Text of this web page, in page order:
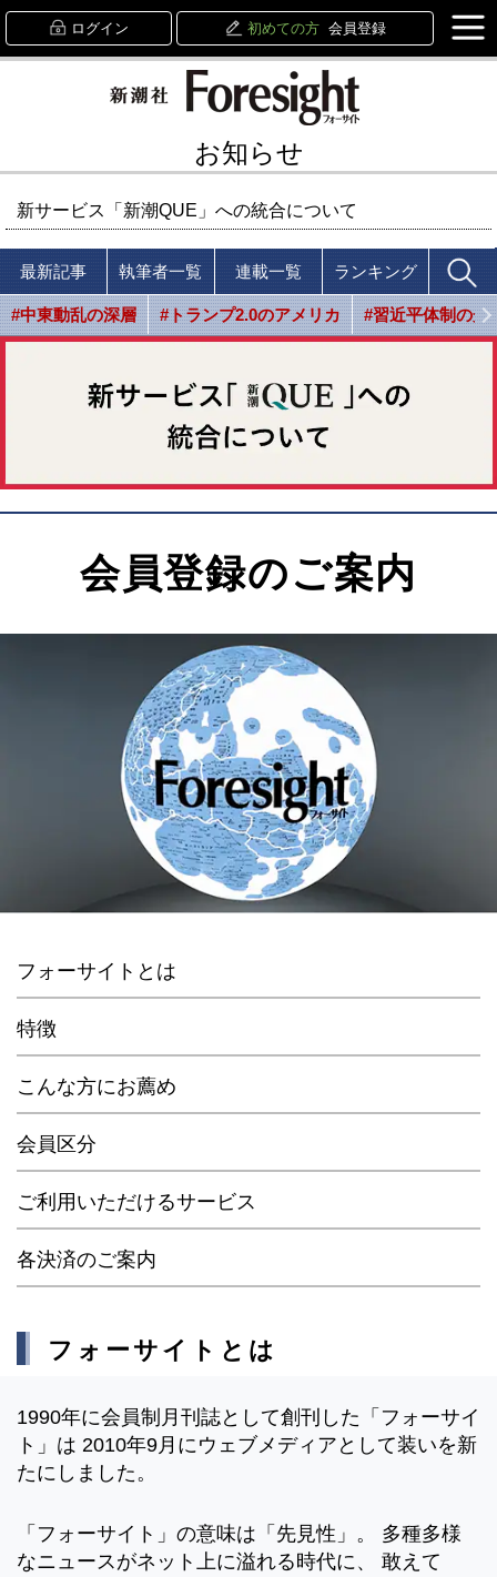
ログイン 初めての方 会員登録
お知らせ
新サービス「新潮QUE」への統合について
最新記事 執筆者一覧 連載一覧 ランキング
#中東動乱の深層 #トランプ2.0のアメリカ #習近平体制の光
会員登録のご案内
フォーサイトとは
特徴
こんな方にお薦め
会員区分
ご利用いただけるサービス
各決済のご案内
フォーサイトとは
1990年に会員制月刊誌として創刊した「フォーサイ
ト」は 2010年9月にウェブメディアとして装いを新
たにしました。
「フォーサイト」の意味は「先見性」。 多種多様
なニュースがネット上に溢れる時代に、 敢えて